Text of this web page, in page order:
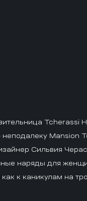
Tcherassi
неподалеку Mansion
Сильвия
наряды для
к каникулам на